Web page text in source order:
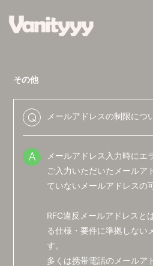
SCHEDULE
VIDEO
RADIO
その他
Q メールアドレスの制限につ
A
メールアドレス入力時にエ
ご入力いただいたメールア
ていないメールアドレスの
RFC違反メールアドレスと
る仕様・要件に準拠しない
す。
多くは携帯電話のメールア